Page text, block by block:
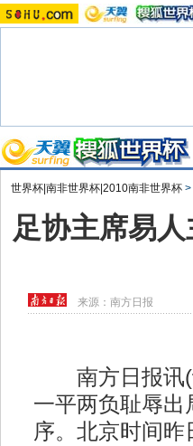
世界杯|南非世界杯|2010南非世界杯 >
足协主席易
来源：南方日报
南方日报讯(
一平两负耻辱
序。北京时间